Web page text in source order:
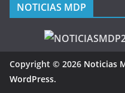
NOTICIAS MDP
Copyright © 2026 Noticias
WordPress.